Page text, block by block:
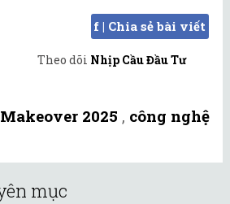
f | Chia sẻ bài viết
Theo dõi Nhịp Cầu Đầu Tư
2025 , công nghệ
mục